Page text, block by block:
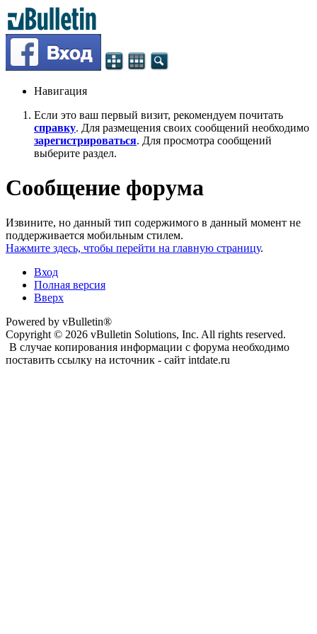
Навигация
Если это ваш первый визит, рекомендуем почитать
справку. Для размещения своих сообщений необходимо
зарегистрироваться. Для просмотра сообщений
выберите раздел.
Сообщение форума
Извините, но данный тип содержимого в данный момент не
поддерживается мобильным стилем.
Нажмите здесь, чтобы перейти на главную страницу.
Вход
Полная версия
Вверх
Powered by vBulletin®
Copyright © 2026 vBulletin Solutions, Inc. All rights reserved.
В случае копирования информации с форума необходимо
поставить ссылку на источник - сайт intdate.ru